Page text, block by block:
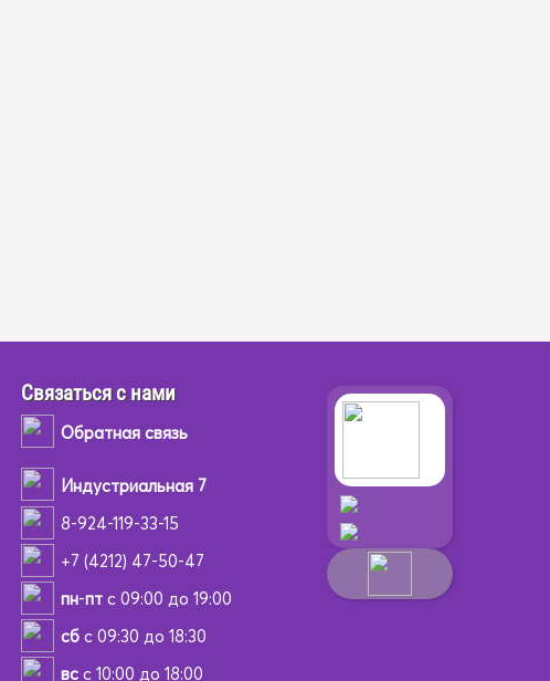
Связаться с нами
Обратная связь
Индустриальная 7
8-924-119-33-15
+7 (4212) 47-50-47
пн-птс 09:00 до 19:00
сбс 09:30 до 18:30
всс 10:00 до 18:00